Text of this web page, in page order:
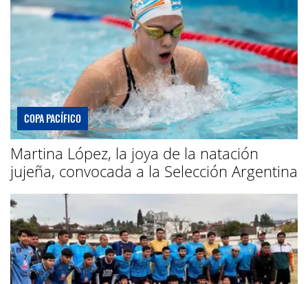
COPA PACÍFICO
Martina López, la joya de la natación
jujeña, convocada a la Selección Argentina